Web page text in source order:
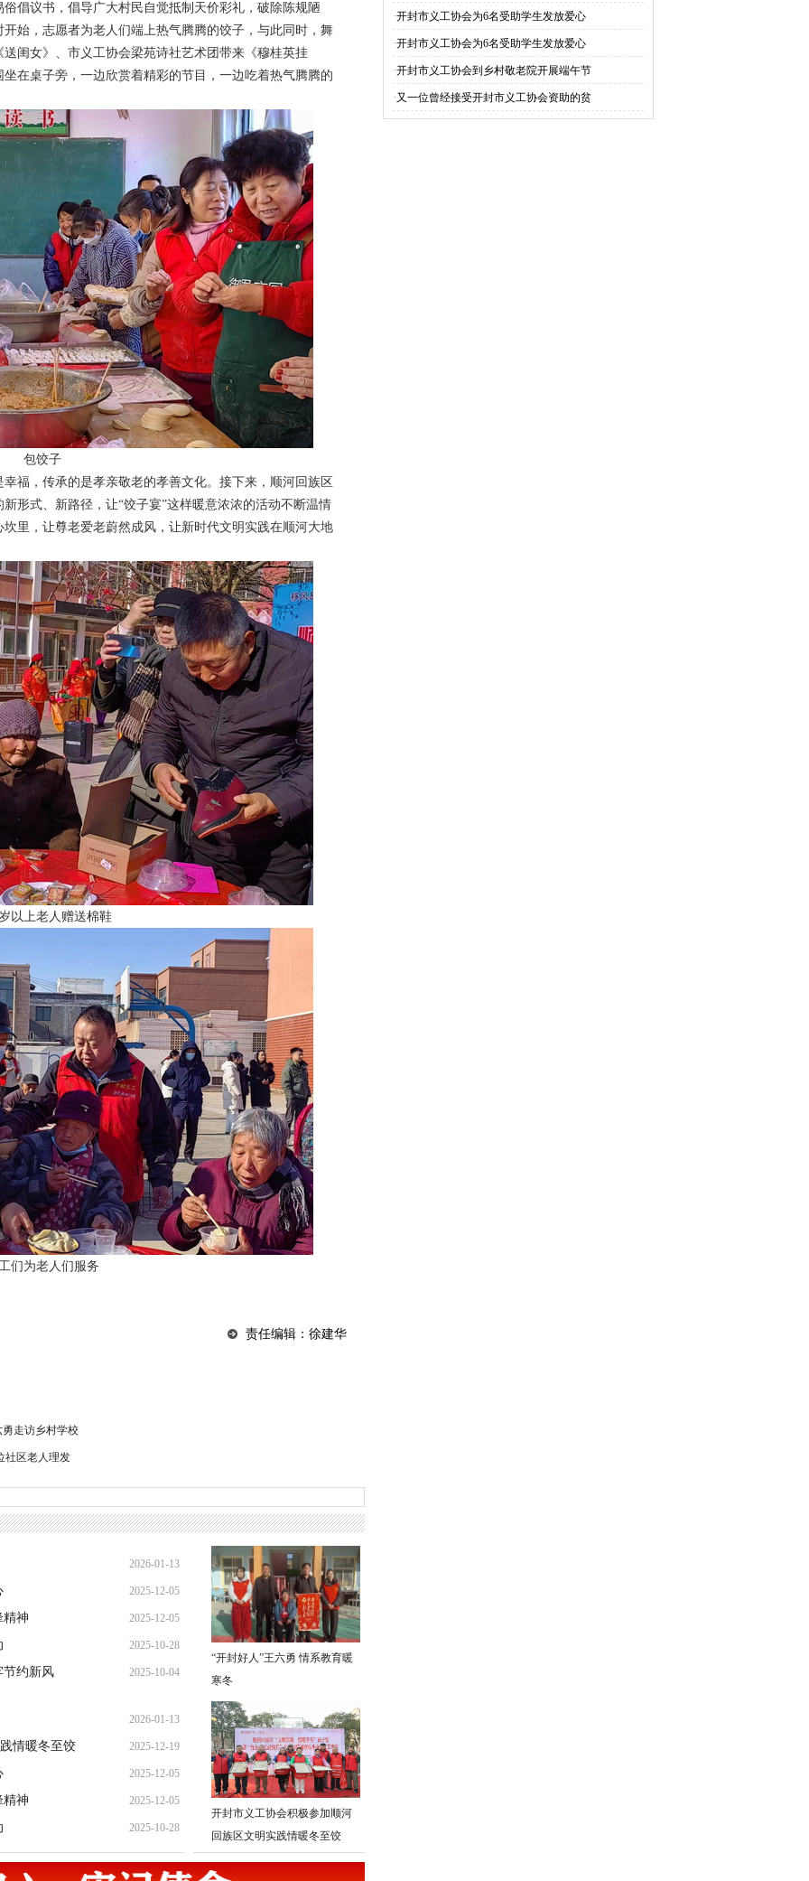
议书，倡导广大村民自觉抵制天价彩礼，破除陈规陋
始，志愿者为老人们端上热气腾腾的饺子，与此同时，舞
闺女》、市义工协会梁苑诗社艺术团带来《穆桂英挂
在桌子旁，一边欣赏着精彩的节目，一边吃着热气腾腾的
包饺子
，传承的是孝亲敬老的孝善文化。接下来，顺河回族区
形式、新路径，让“饺子宴”这样暖意浓浓的活动不断温情
里，让尊老爱老蔚然成风，让新时代文明实践在顺河大地
以上老人赠送棉鞋
们为老人们服务
责任编辑：徐建华
走访乡村学校
社区老人理发
2026-01-13
21:31:49
2025-12-05
19:26:32
精神 2025-12-05
19:08:10
2025-10-28
21:37:57
节约新风 2025-10-04
2026-01-13
21:31:49
情暖冬至饺 2025-12-19
22:39:11
2025-12-05
19:26:32
精神 2025-12-05
19:08:10
2025-10-28
21:37:57
“开封好人”王六勇 情系教育暖
寒冬
开封市义工协会积极参加顺河
回族区文明实践情暖冬至饺
·开封市义工协会为6名受助学生发放爱心
·开封市义工协会为6名受助学生发放爱心
·开封市义工协会到乡村敬老院开展端午节
·又一位曾经接受开封市义工协会资助的贫